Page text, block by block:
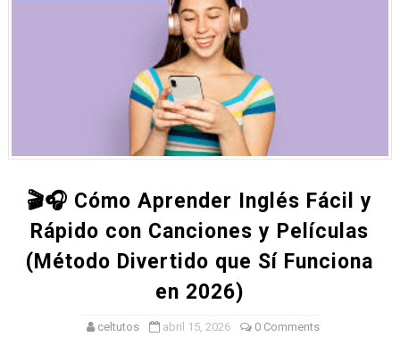
🎬🎧 Cómo Aprender Inglés Fácil y
Rápido con Canciones y Películas
(Método Divertido que Sí Funciona
en 2026)
celtutos abril 15, 2026 0 Comments